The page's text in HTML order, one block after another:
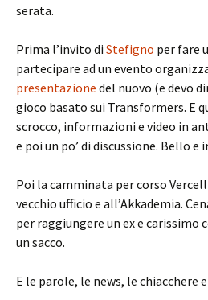
serata.
Prima l’invito di Stefigno per fare
partecipare ad un evento
presentazione del nuovo (e devo
gioco basato sui Transformers. E
scrocco, informazioni e video in
e poi un po’ di discussione. Bello e
Poi la camminata per corso
vecchio ufficio e all’Akkademia.
per raggiungere un ex e carissimo
un sacco.
E le parole, le news, le chiacchere